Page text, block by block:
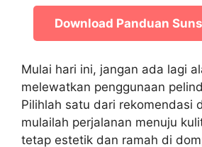
Download Panduan
Mulai hari ini, jangan ada lagi
melewatkan penggunaan
Pilihlah satu dari rekomendasi
mulailah perjalanan menuju
tetap estetik dan ramah di